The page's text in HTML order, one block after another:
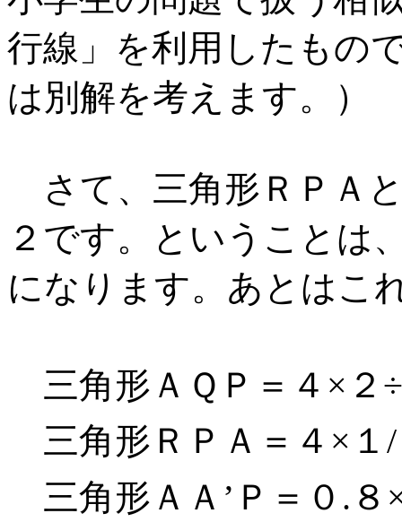
行線」を利用したもの
は別解を考えます。）
さて、三角形ＲＰＡ
２です。ということは
になります。あとはこ
三角形ＡＱＰ＝４×２
三角形ＲＰＡ＝４×１
三角形ＡＡ’Ｐ＝０.８